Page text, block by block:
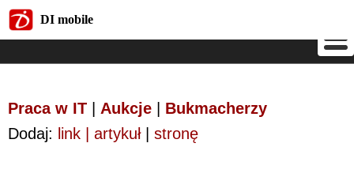
DI mobile
Praca w IT Aukcje
Bukmacherzy
Dodaj: link | artykuł| stronę
DI mobile